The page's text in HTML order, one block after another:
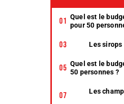
Quel est le
pour 50
Les sirops et
Quel est le
50 personnes ?
Les